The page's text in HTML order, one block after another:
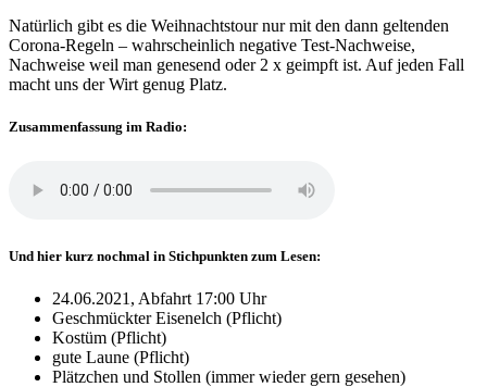
Natürlich gibt es die Weihnachtstour nur mit den dann geltenden
Corona-Regeln – wahrscheinlich negative Test-Nachweise,
Nachweise weil man genesend oder 2 x geimpft ist. Auf jeden Fall
macht uns der Wirt genug Platz.
Zusammenfassung im Radio:
Und hier kurz nochmal in Stichpunkten zum Lesen:
24.06.2021, Abfahrt 17:00 Uhr
Geschmückter Eisenelch (Pflicht)
Kostüm (Pflicht)
gute Laune (Pflicht)
Plätzchen und Stollen (immer wieder gern gesehen)